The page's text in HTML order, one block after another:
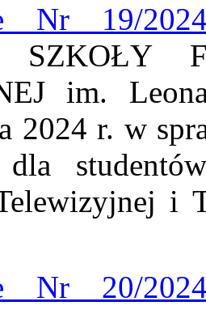
Nr 19/
SZKOŁY
im.
2024 r. w
dla
i
Nr 20/